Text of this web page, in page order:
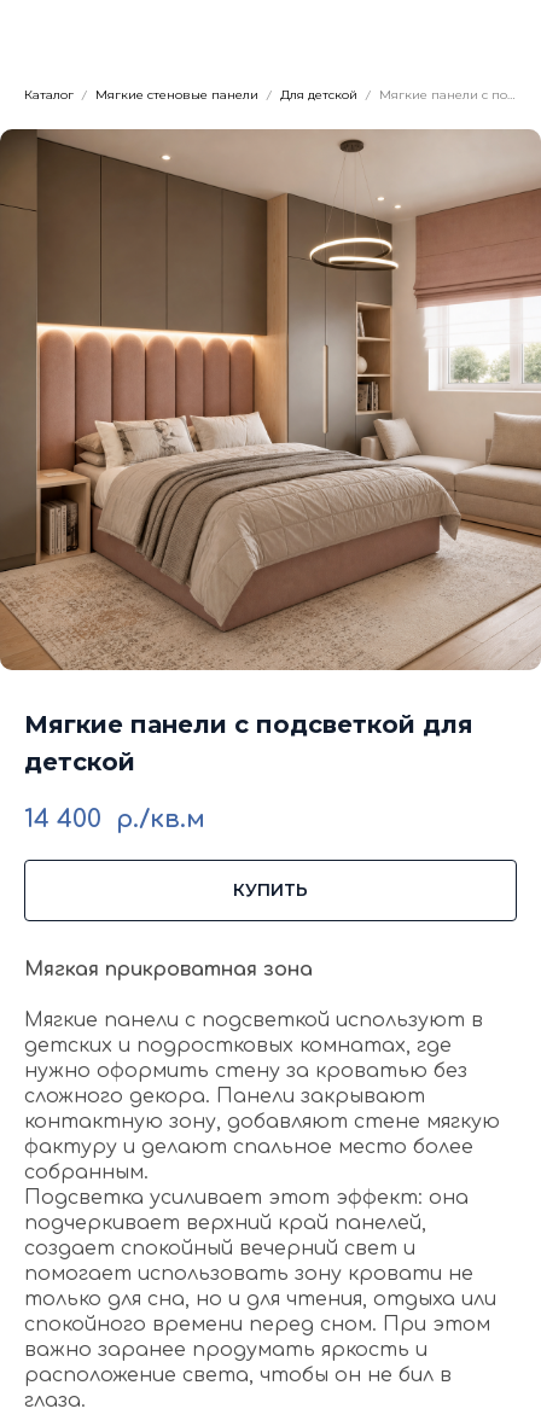
Каталог Мягкие стеновые панели Для детской Мягкие панели с подсветкой для детской
Мягкие панели с подсветкой для
детской
14 400 р./кв.м
КУПИТЬ
Мягкая прикроватная зона
Мягкие панели с подсветкой используют в
детских и подростковых комнатах, где
нужно оформить стену за кроватью без
сложного декора. Панели закрывают
контактную зону, добавляют стене мягкую
фактуру и делают спальное место более
собранным.
Подсветка усиливает этот эффект: она
подчеркивает верхний край панелей,
создает спокойный вечерний свет и
помогает использовать зону кровати не
только для сна, но и для чтения, отдыха или
спокойного времени перед сном. При этом
важно заранее продумать яркость и
расположение света, чтобы он не бил в
глаза.